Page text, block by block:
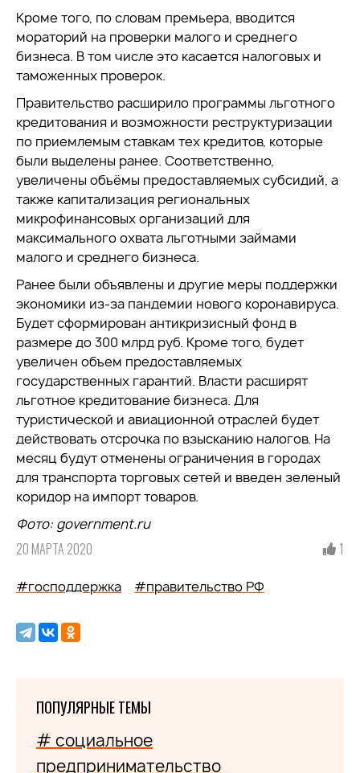
Кроме того, по словам премьера, вводится
мораторий на проверки малого и среднего
бизнеса. В том числе это касается налоговых и
таможенных проверок.
Правительство расширило программы льготного
кредитования и возможности реструктуризации
по приемлемым ставкам тех кредитов, которые
были выделены ранее. Соответственно,
увеличены объёмы предоставляемых субсидий, а
также капитализация региональных
микрофинансовых организаций для
максимального охвата льготными займами
малого и среднего бизнеса.
Ранее были объявлены и другие меры поддержки
экономики из-за пандемии нового коронавируса.
Будет сформирован антикризисный фонд в
размере до 300 млрд руб. Кроме того, будет
увеличен объем предоставляемых
государственных гарантий. Власти расширят
льготное кредитование бизнеса. Для
туристической и авиационной отраслей будет
действовать отсрочка по взысканию налогов. На
месяц будут отменены ограничения в городах
для транспорта торговых сетей и введен зеленый
коридор на импорт товаров.
Фото: government.ru
20 МАРТА 2020 1
#господдержка #правительство РФ
ПОПУЛЯРНЫЕ ТЕМЫ
# социальное
предпринимательство